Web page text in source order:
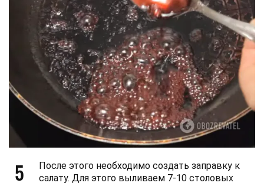
5
После этого необходимо создать заправку к
салату. Для этого выливаем 7-10 столовых